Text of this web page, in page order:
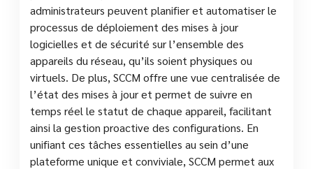
administrateurs peuvent planifier et automatiser le
processus de déploiement des mises à jour
logicielles et de sécurité sur l’ensemble des
appareils du réseau, qu’ils soient physiques ou
virtuels. De plus, SCCM offre une vue centralisée de
l’état des mises à jour et permet de suivre en
temps réel le statut de chaque appareil, facilitant
ainsi la gestion proactive des configurations. En
unifiant ces tâches essentielles au sein d’une
plateforme unique et conviviale, SCCM permet aux